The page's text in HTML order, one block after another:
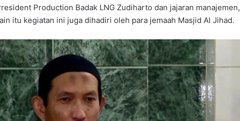
Production Badak LNG Zudiharto dan jajaran manajemen,
itu kegiatan ini juga dihadiri oleh para jemaah Masjid Al Jihad.